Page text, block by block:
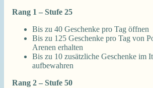
Rang 1 – Stufe 25
Bis zu 40 Geschenke pro Tag öffnen
Bis zu 125 Geschenke pro Tag von
Arenen erhalten
Bis zu 10 zusätzliche Geschenke im
aufbewahren
Rang 2 – Stufe 50